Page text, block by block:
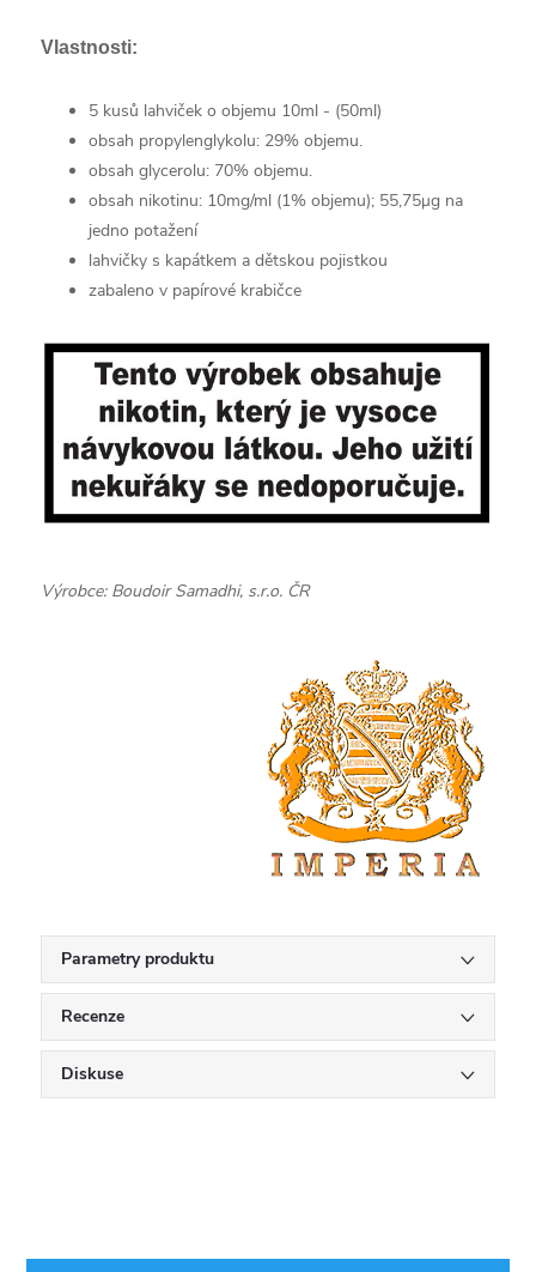
Vlastnosti:
5 kusů lahviček o objemu 10ml - (50ml)
obsah propylenglykolu: 29% objemu.
obsah glycerolu: 70% objemu.
obsah nikotinu: 10mg/ml (1% objemu); 55,75μg na
jedno potažení
lahvičky s kapátkem a dětskou pojistkou
zabaleno v papírové krabičce
Výrobce: Boudoir Samadhi, s.r.o. ČR
Parametry produktu
Recenze
Diskuse